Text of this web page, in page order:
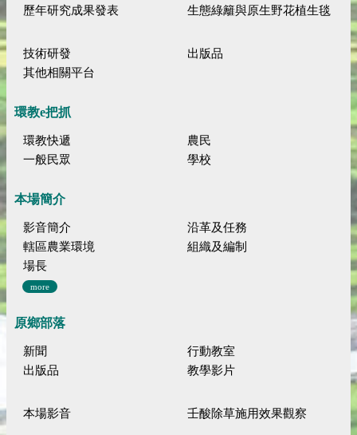
歷年研究成果發表
生態綠籬與原生野花植生毯
技術研發
出版品
其他相關平台
環教e把抓
環教快遞
農民
一般民眾
學校
本場簡介
影音簡介
沿革及任務
轄區農業環境
組織及編制
場長
more
原鄉部落
新聞
行動教室
出版品
教學影片
本場影音 壬酸除草施用效果觀察